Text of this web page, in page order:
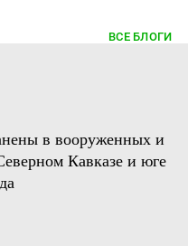
ВСЕ БЛОГИ
в вооруженных и
Кавказе и юге